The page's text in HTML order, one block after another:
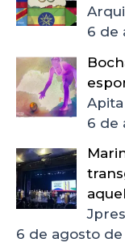
6 de
6 de
6 de agosto